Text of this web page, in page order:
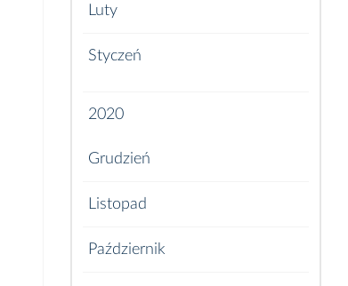
Luty
Styczeń
2020
Grudzień
Listopad
Październik